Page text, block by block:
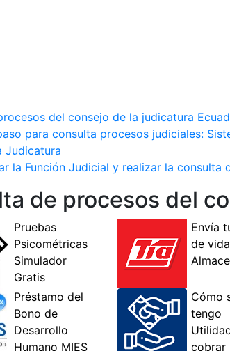
del consejo de la judicatura
para consulta procesos judiciales:
Judicatura
la Función Judicial y realizar la
de procesos del